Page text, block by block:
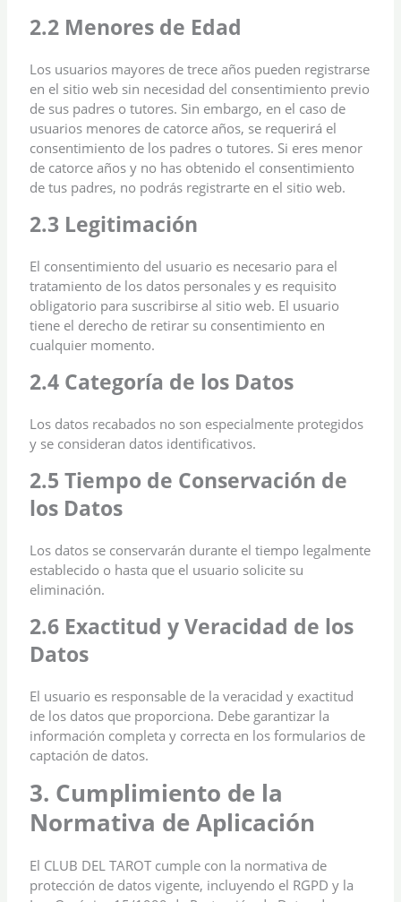
2.2 Menores de Edad
Los usuarios mayores de trece años pueden registrarse
en el sitio web sin necesidad del consentimiento previo
de sus padres o tutores. Sin embargo, en el caso de
usuarios menores de catorce años, se requerirá el
consentimiento de los padres o tutores. Si eres menor
de catorce años y no has obtenido el consentimiento
de tus padres, no podrás registrarte en el sitio web.
2.3 Legitimación
El consentimiento del usuario es necesario para el
tratamiento de los datos personales y es requisito
obligatorio para suscribirse al sitio web. El usuario
tiene el derecho de retirar su consentimiento en
cualquier momento.
2.4 Categoría de los Datos
Los datos recabados no son especialmente protegidos
y se consideran datos identificativos.
2.5 Tiempo de Conservación de
los Datos
Los datos se conservarán durante el tiempo legalmente
establecido o hasta que el usuario solicite su
eliminación.
2.6 Exactitud y Veracidad de los
Datos
El usuario es responsable de la veracidad y exactitud
de los datos que proporciona. Debe garantizar la
información completa y correcta en los formularios de
captación de datos.
3. Cumplimiento de la
Normativa de Aplicación
El CLUB DEL TAROT cumple con la normativa de
protección de datos vigente, incluyendo el RGPD y la